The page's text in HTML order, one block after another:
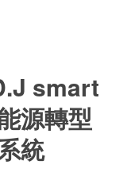
smart
源轉型
統